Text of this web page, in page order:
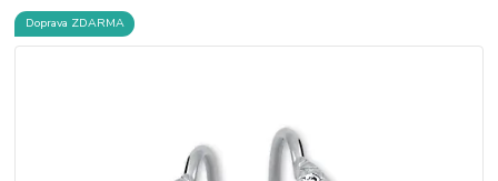
Doprava ZDARMA